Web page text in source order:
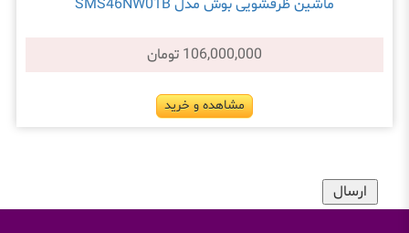
ماشین ظرفشویی بوش مدل SMS46NW01B
106,000,000 تومان
مشاهده و خرید